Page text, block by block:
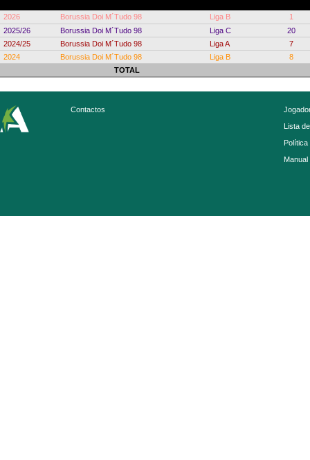
2026 Borussia Doi M´Tudo 98 Liga B
1
2025/26
Borussia Doi M´Tudo 98 Liga C
20
2024/25
Borussia Doi M´Tudo 98 Liga A
7
2024
Borussia Doi M´Tudo 98 Liga B
8
TOTAL
Contactos
Lista
Política